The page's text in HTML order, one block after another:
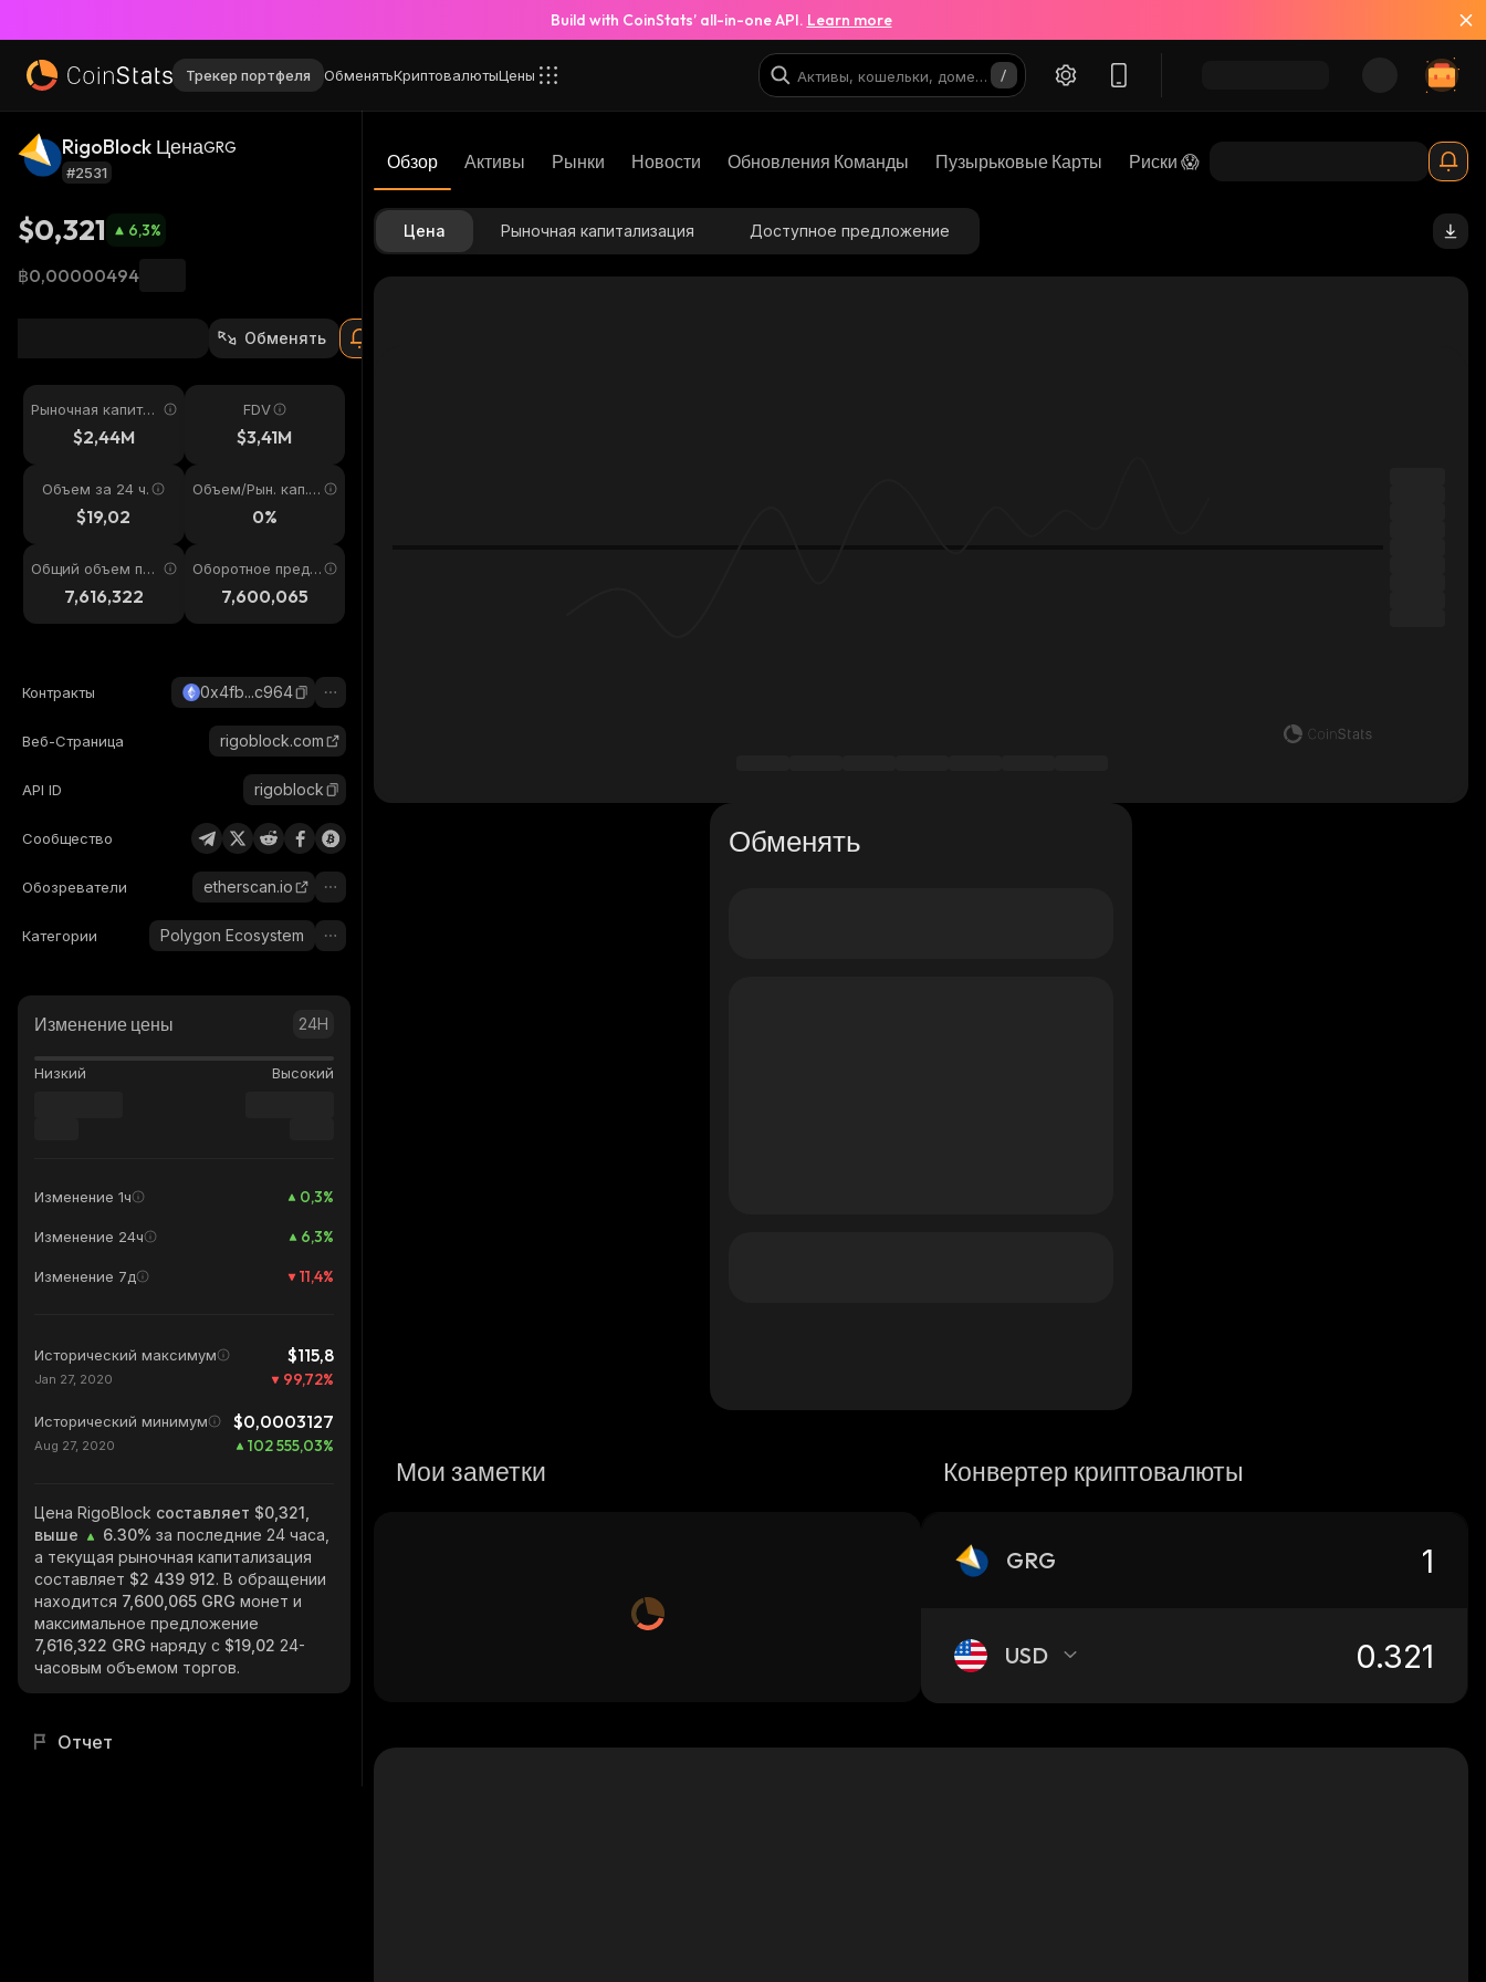
Build with CoinStats’ all-in-one API. Learn more
Трекер портфеля ОбменятьКриптовалютыЦены
RigoBlock ЦенаGRG
#2531
$0,321 6,3%
฿0,00000494
Обменять
Рыночная капитал
изация$2,44M
FDV
$3,41M
Объем за 24 ч.
$19,02
Объем/Рын. кап. 2
0%
Общий объем пре
дложения
7,616,322
Оборотное предл
ожение7,600,065
Контракты 0x4fb...c964
Веб-Страница rigoblock.com
API ID rigoblock
Сообщество
Обозреватели etherscan.io
Категории Polygon Ecosystem
Изменение цены 24H
Низкий Высокий
Изменение 1ч 0,3%
Изменение 24ч 6,3%
Изменение 7д 11,4%
Исторический максимум $115,8
Jan 27, 2020 99,72%
Исторический минимум $0,0003127
Aug 27, 2020 102 555,03%
Цена RigoBlock составляет $0,321,
выше
6.30% за последние 24 часа,
а текущая рыночная капитализация
составляет $2 439 912. В обращении
находится 7,600,065 GRG монет и
максимальное предложение
7,616,322 GRG наряду с $19,02 24-
часовым объемом торгов.
Отчет
Обзор Активы Рынки Новости Обновления Команды Пузырьковые Карты Риски 😱
Цена Рыночная капитализация Доступное предложение
Обменять
Мои заметки Конвертер криптовалюты
GRG
USD